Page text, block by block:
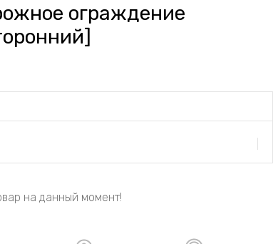
ограждение
на данный момент!